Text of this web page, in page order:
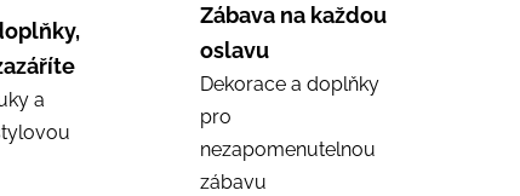
a
Zábava na každou
oslavu
Dekorace a doplňky
pro
nezapomenutelnou
zábavu